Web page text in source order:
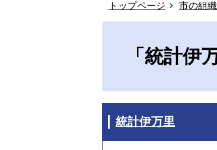
トップページ 市の組織
「統計伊
統計伊万里